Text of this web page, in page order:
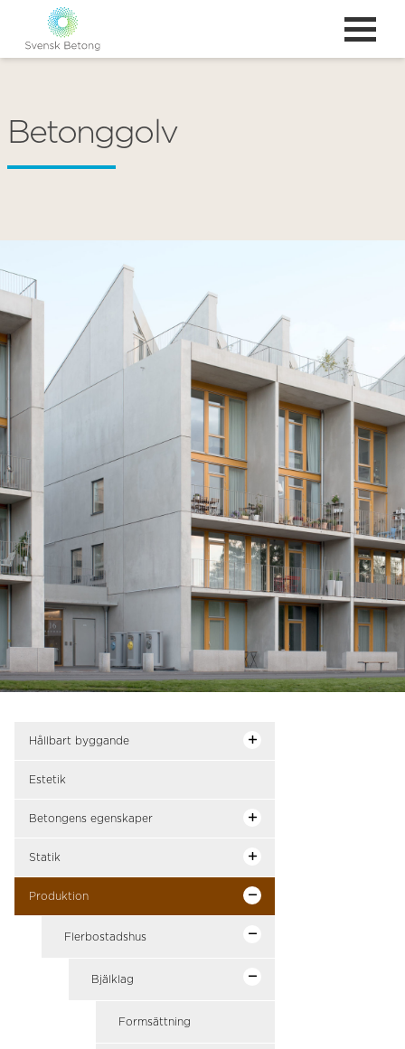
Betonggolv
Hållbart byggande
Estetik
Betongens egenskaper
Statik
Produktion
Flerbostadshus
Bjälklag
Formsättning